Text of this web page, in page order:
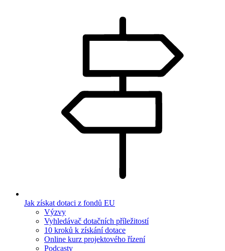
Jak získat dotaci z fondů EU
Výzvy
Vyhledávač dotačních příležitostí
10 kroků k získání dotace
Online kurz projektového řízení
Podcasty